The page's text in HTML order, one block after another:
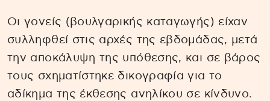
Οι γονείς (βουλγαρικής καταγωγής) είχαν
συλληφθεί στις αρχές της εβδομάδας, μετά
την αποκάλυψη της υπόθεσης, και σε βάρος
τους σχηματίστηκε δικογραφία για το
αδίκημα της έκθεσης ανηλίκου σε κίνδυνο.